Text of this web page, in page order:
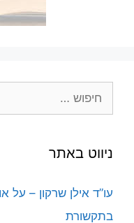
ניווט באתר
עו”ד אילן שרקון – על
בתקשורת